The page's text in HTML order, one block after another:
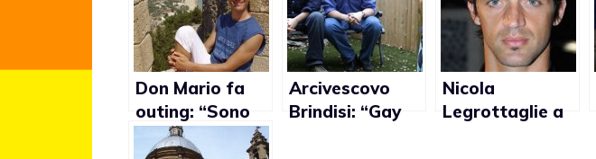
Don Mario fa
outing: “Sono
gay”
Arcivescovo
Brindisi: “Gay
Nicola
Legrottaglie a